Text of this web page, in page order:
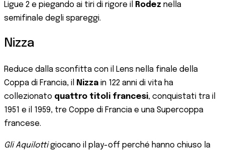
Ligue 2 e piegando ai tiri di rigore il
Rodez nella
semifinale degli spareggi.
Nizza
Reduce dalla sconfitta con il Lens nella finale della
Coppa di Francia, il
Nizza in 122 anni di vita ha
collezionato quattro titoli francesi, conquistati tra il
1951 e il 1959, tre Coppe di Francia e una Supercoppa
francese.
Gli Aquilottigiocano il play-off perché hanno chiuso la